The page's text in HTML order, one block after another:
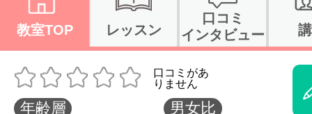
通信講座を
体験レッス
教室TOP レッスン
口コミ
インタビュー
年齢層 男女比